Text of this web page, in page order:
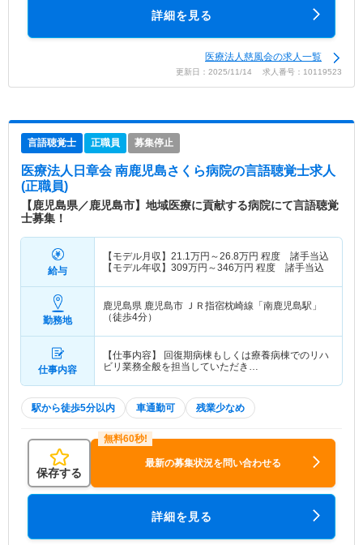
詳細を見る
医療法人慈風会の求人一覧
更新日：2025/11/14 求人番号：10119523
言語聴覚士 正職員 募集停止
医療法人日章会 南鹿児島さくら病院の言語聴覚士求人
(正職員)
【鹿児島県／鹿児島市】地域医療に貢献する病院にて言語聴覚
士募集！
給与
【モデル月収】 21.1万円～26.8万円 程度 諸手当込
【モデル年収】 309万円～346万円 程度 諸手当込
勤務地
鹿児島県 鹿児島市 ＪＲ指宿枕崎線「南鹿児島駅」
（徒歩4分）
仕事内容
【仕事内容】 回復期病棟もしくは療養病棟でのリハ
ビリ業務全般を担当していただき…
駅から徒歩5分以内 車通勤可 残業少なめ
保存する
最新の募集状況を問い合わせる
詳細を見る